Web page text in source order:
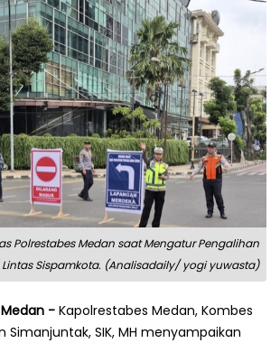
Polrestabes Medan saat Mengatur Pengalihan
Lintas Sispamkota. (Analisadaily/ yogi yuwasta)
- Kapolrestabes Medan, Kombes
Simanjuntak, SIK, MH menyampaikan